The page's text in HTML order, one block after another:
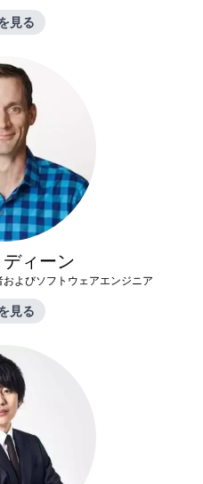
見る
ィーン
よびソフトウェアエンジニア
見る